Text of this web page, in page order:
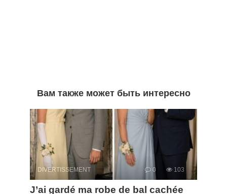
Вам также может быть интересно
DIVERTISSEMENT 0 103
J’ai gardé ma robe de bal cachée